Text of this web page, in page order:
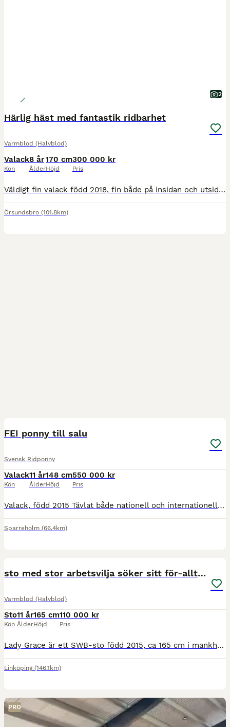
2
Härlig häst med fantastik ridbarhet
Varmblod (Halvblod)
Valack
Kön
8 år
Ålder
170 cm
Höjd
300 000 kr
Pris
Väldigt fin valack född 2018, fin både på insidan och utsidan! Tre mycket bra gångarter, inkännande och arbetsvillig med egen motor och ger en härlig ridkänsla. Välutbildad och gör fina skolor och by
Örsundsbro (101.8km)
FEI ponny till salu
Svensk Ridponny
Valack
Kön
11 år
Ålder
148 cm
Höjd
550 000 kr
Pris
Valack, född 2015 Tävlat både nationell och internationellt. Vann ungponny SM som 6 åring, 4a i finalen på Ponny SM 2026. Tre bra reglerbara gångarter, gör alla rörelser med lätthet. 148 mkh 550 0
Sparreholm (66.4km)
sto med stor arbetsvilja söker sitt för-alltid-hem
Varmblod (Halvblod)
Sto
Kön
11 år
Ålder
165 cm
Höjd
110 000 kr
Pris
Lady Grace är ett SWB-sto född 2015, ca 165 cm i mankhöjd. Hon är utbildad till LB dressyr och trivs allra bäst när hon får arbeta med dressyr tillsammans med en ryttare som uppskattar en känslig och
Linköping (146.1km)
PRO